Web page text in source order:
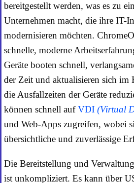
bereitgestellt werden, was es zu
Unternehmen macht, die ihre IT-
modernisieren möchten.
schnelle, moderne
Geräte booten schnell,
der Zeit und aktualisieren sich
die Ausfallzeiten der Geräte
können schnell aufVDI (Virtual
und Web-Apps zugreifen, wobei
übersichtliche und zuverlässige
Die Bereitstellung und
ist unkompliziert. Es kann über